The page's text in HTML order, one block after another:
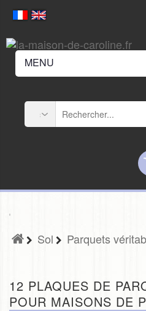
MENU
Sol Parquets
12 PLAQUES DE
POUR MAISONS DE